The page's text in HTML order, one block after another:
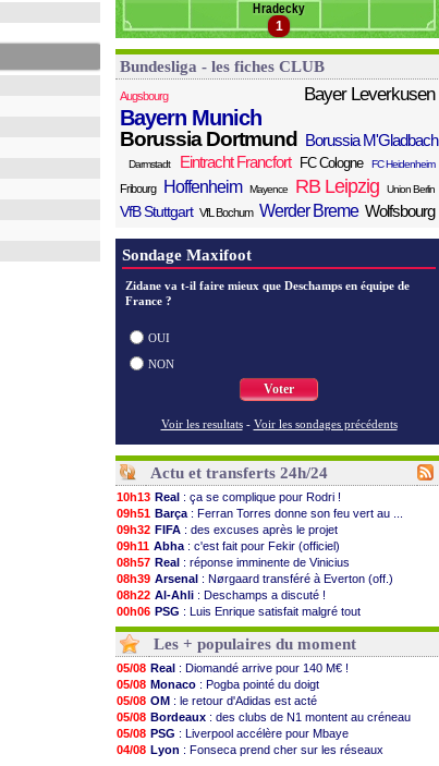
1
Hradecky
Bundesliga - les fiches CLUB
Augsbourg Bayer Leverkusen
Bayern Munich
Borussia Dortmund Borussia M'Gladbach
Darmstadt Eintracht Francfort FC Cologne FC Heidenheim
Fribourg Hoffenheim Mayence RB Leipzig Union Berlin
VfB Stuttgart VfL Bochum Werder Breme Wolfsbourg
Sondage Maxifoot
Zidane va t-il faire mieux que Deschamps en équipe de
France ?
OUI
NON
Voter
Voir les resultats - Voir les sondages précédents
Actu et transferts 24h/24
10h13 Real : ça se complique pour Rodri !
09h51 Barça : Ferran Torres donne son feu vert au ...
09h32 FIFA : des excuses après le projet
09h11 Abha : c'est fait pour Fekir (officiel)
08h57 Real : réponse imminente de Vinicius
08h39 Arsenal : Nørgaard transféré à Everton (off.)
08h22 Al-Ahli : Deschamps a discuté !
00h06 PSG : Luis Enrique satisfait malgré tout
05/08 Monaco: Pogba pointé du doigt
05/08
Rennes : Zabiri n'est pas fan de la L1
05/08 Rennes: une offre de Fulham pour Aït Boudlal
05/08 VIDEO: Thomasson et Cresswell réconciliés
05/08 Dunkerque: Nzonzi avait des pistes en L1
05/08 Lyon: Mangala sur le départ
05/08 Amical: Arsenal s'incline face au Real Betis
05/08 Amical: lourde défaite pour le PSG
05/08 Man City: Maresca flou pour Reijnders
Les + populaires du moment
05/08 Real : Diomandé arrive pour 140 M€ !
05/08 Monaco : Pogba pointé du doigt
05/08 OM : le retour d'Adidas est acté
05/08 Bordeaux : des clubs de N1 montent au créneau
05/08 PSG : Liverpool accélère pour Mbaye
04/08 Lyon : Fonseca prend cher sur les réseaux